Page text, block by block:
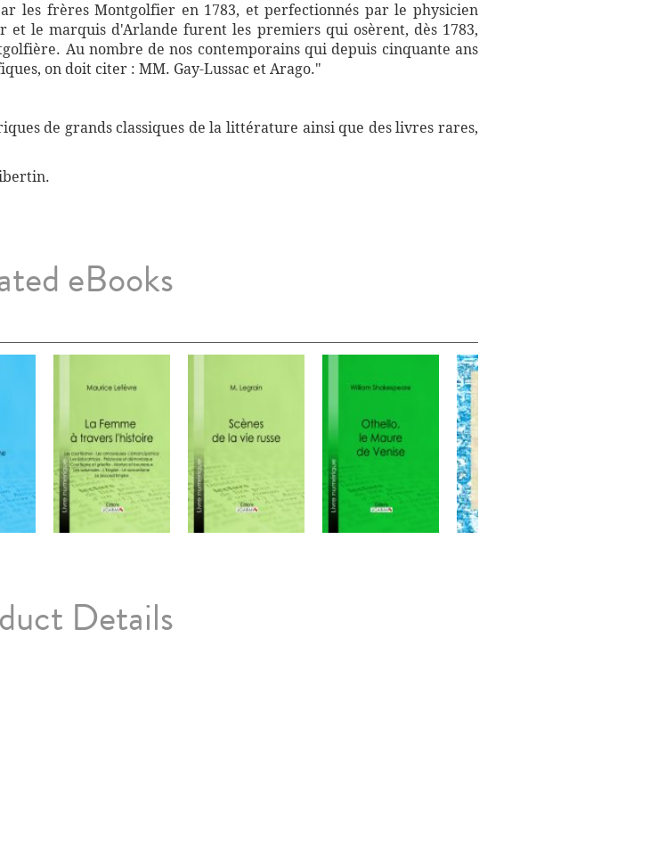
les frères Montgolfier en 1783, et perfectionnés par le physicien
et le marquis d'Arlande furent les premiers qui osèrent, dès 1783,
Au nombre de nos contemporains qui depuis cinquante ans
on doit citer : MM. Gay-Lussac et Arago."
de grands classiques de la littérature ainsi que des livres rares,
eBooks
Details